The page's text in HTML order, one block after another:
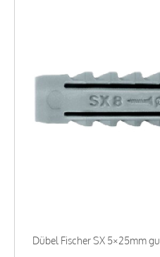
Dübel Fischer SX 5×25mm gu